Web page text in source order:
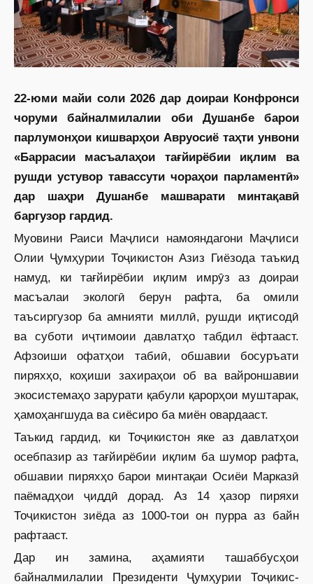
22-юми майи соли 2026 дар доираи Конфронси
чоруми байналмилалии оби Душанбе барои
парлумонҳои кишварҳои Авруосиё таҳти унвони
«Баррасии масъалаҳои тағйирёбии иқлим ва
рушди устувор тавассути чораҳои парламентӣ»
дар шаҳри Душанбе машварати минтақавӣ
баргузор гардид.
Муовини Раиси Маҷлиси намояндагони Маҷлиси
Олии Ҷумҳурии Тоҷикистон Азиз Гиёзода таъкид
намуд, ки тағйирёбии иқлим имрӯз аз доираи
масъалаи экологӣ берун рафта, ба омили
таъсиргузор ба амнияти миллӣ, рушди иқтисодӣ
ва суботи иҷтимоии давлатҳо табдил ёфтааст.
Афзоиши офатҳои табиӣ, обшавии босуръати
пиряхҳо, коҳиши захираҳои об ва вайроншавии
экосистемаҳо зарурати қабули қарорҳои муштарак,
ҳамоҳангшуда ва сиёсиро ба миён овардааст.
Таъкид гардид, ки Тоҷикис­тон яке аз давлатҳои
осебпазир аз тағйирёбии иқлим ба шумор рафта,
обшавии пиряхҳо барои минтақаи Осиёи Марказӣ
паёмадҳои ҷиддӣ дорад. Аз 14 ҳазор пиряхи
Тоҷикистон зиёда аз 1000-тои он пурра аз байн
рафтааст.
Дар ин замина, аҳамияти ташаббусҳои
байналмилалии Президенти Ҷумҳурии Тоҷикис­